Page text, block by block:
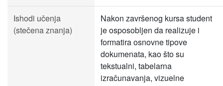
Ishodi učenja
(stečena znanja)
Nakon završenog kursa student
je osposobljen da realizuje i
formatira osnovne tipove
dokumenata, kao što su
tekstualni, tabelarna
izračunavanja, vizuelne